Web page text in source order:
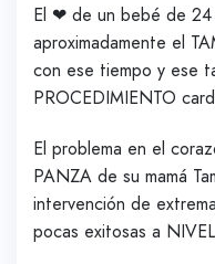
El ❤ de un bebé de 24
aproximadamente el
con ese tiempo y ese
PROCEDIMIENTO
El problema en el
PANZA de su mamá
intervención de
pocas exitosas a